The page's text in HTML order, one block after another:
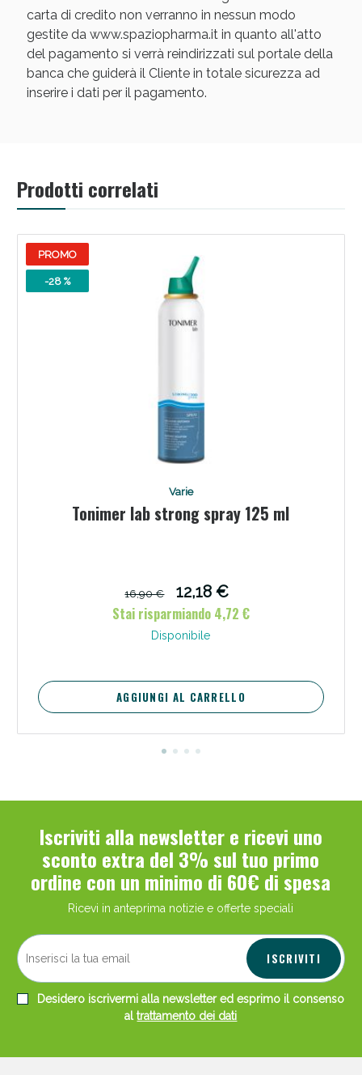
carta di credito non verranno in nessun modo
gestite da www.spaziopharma.it in quanto all'atto
del pagamento si verrà reindirizzati sul portale della
banca che guiderà il Cliente in totale sicurezza ad
inserire i dati per il pagamento.
Prodotti correlati
PROMO
-28 %
Varie
Tonimer lab strong spray 125 ml
16,90 €
12,18 €
Stai risparmiando 4,72 €
Disponibile
AGGIUNGI AL CARRELLO
Iscriviti alla newsletter e ricevi uno
sconto extra del 3% sul tuo primo
ordine con un minimo di 60€ di spesa
Ricevi in anteprima notizie e offerte speciali
ISCRIVITI
Desidero iscrivermi alla newsletter ed esprimo il consenso
altrattamento dei dati